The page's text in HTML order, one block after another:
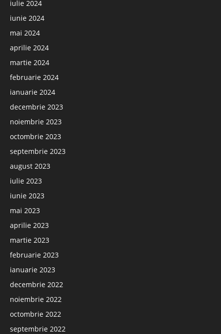
iulie 2024
iunie 2024
mai 2024
aprilie 2024
martie 2024
februarie 2024
ianuarie 2024
decembrie 2023
noiembrie 2023
octombrie 2023
septembrie 2023
august 2023
iulie 2023
iunie 2023
mai 2023
aprilie 2023
martie 2023
februarie 2023
ianuarie 2023
decembrie 2022
noiembrie 2022
octombrie 2022
septembrie 2022